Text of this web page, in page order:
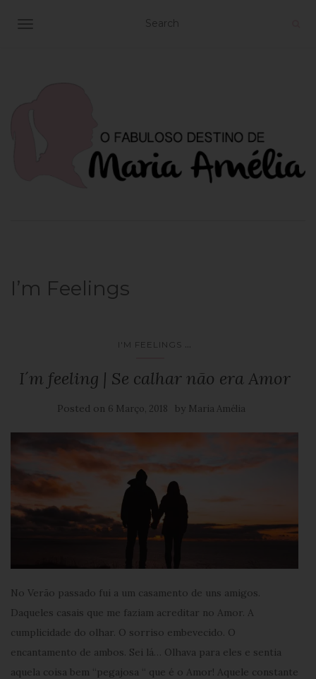
TOGGLE NAVIGATION
I’m Feelings
I'M FEELINGS ...
I´m feeling | Se calhar não era Amor
Posted on 6 Março, 2018 by Maria Amélia
No Verão passado fui a um casamento de uns amigos.
Daqueles casais que me faziam acreditar no Amor. A
cumplicidade do olhar. O sorriso embevecido. O
encantamento de ambos. Sei lá… Olhava para eles e sentia
aquela coisa bem “pegajosa “ que é o Amor! Aquele constante